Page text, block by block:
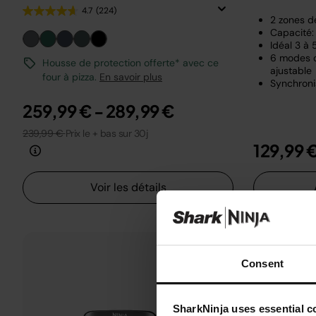
Consent
SharkNinja uses essential
4.7 (224)
Housse de protection offerte* avec ce
four à pizza. En savoir plus
259,99 € - 289,99 €
239,99 €Prix le + bas sur 30j
Voir les détails
2 zones
Idéal 3 à
6 modes
ajustable
129,99